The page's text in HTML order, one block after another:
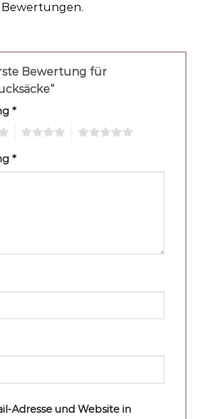
Bewertungen.
Bewertung für
*
*
Adresse und Website in